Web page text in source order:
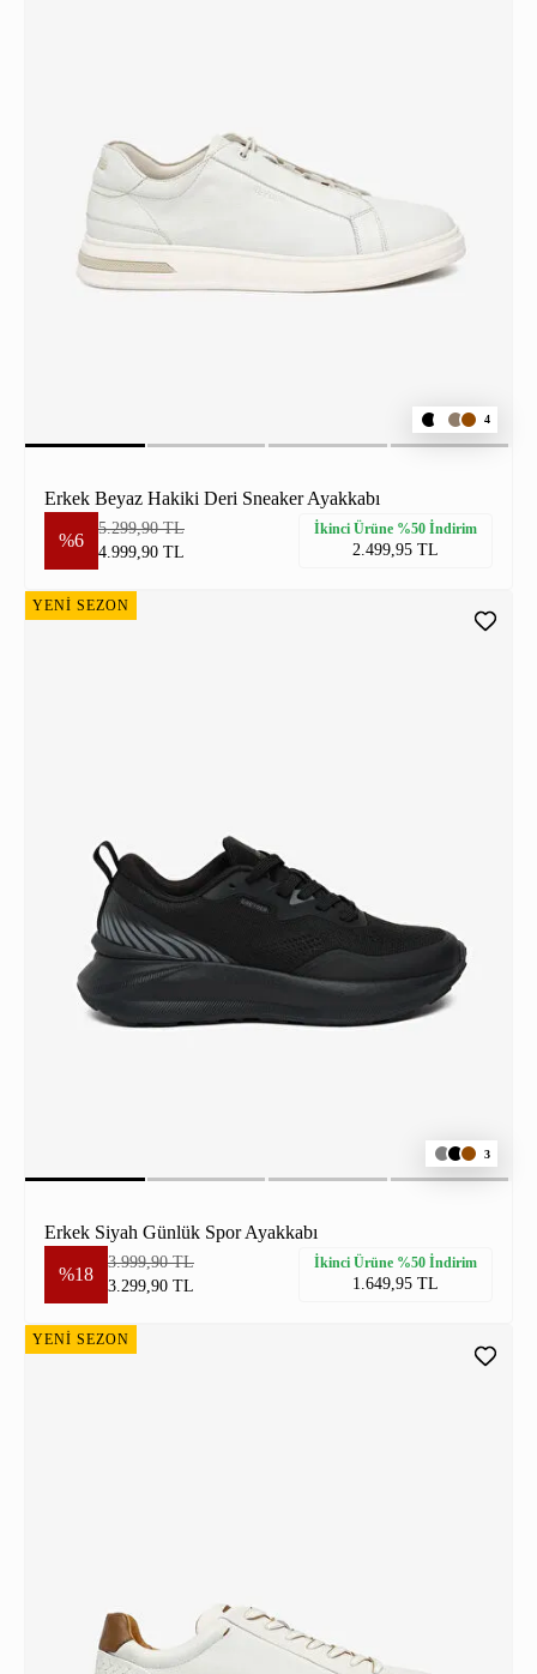
4
Erkek Beyaz Hakiki Deri Sneaker Ayakkabı
%6
5.299,90 TL
4.999,90 TL
İkinci Ürüne %50 İndirim
2.499,95 TL
YENİ SEZON
3
Erkek Siyah Günlük Spor Ayakkabı
%18
3.999,90 TL
3.299,90 TL
İkinci Ürüne %50 İndirim
1.649,95 TL
YENİ SEZON